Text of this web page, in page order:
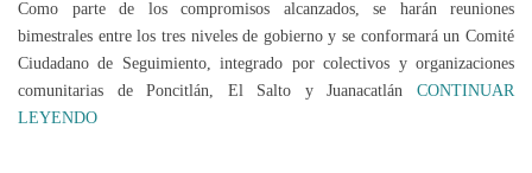
Como parte de los compromisos alcanzados, se harán reuniones
bimestrales entre los tres niveles de gobierno y se conformará un Comité
Ciudadano de Seguimiento, integrado por colectivos y organizaciones
comunitarias de Poncitlán, El Salto y Juanacatlán CONTINUAR
LEYENDO